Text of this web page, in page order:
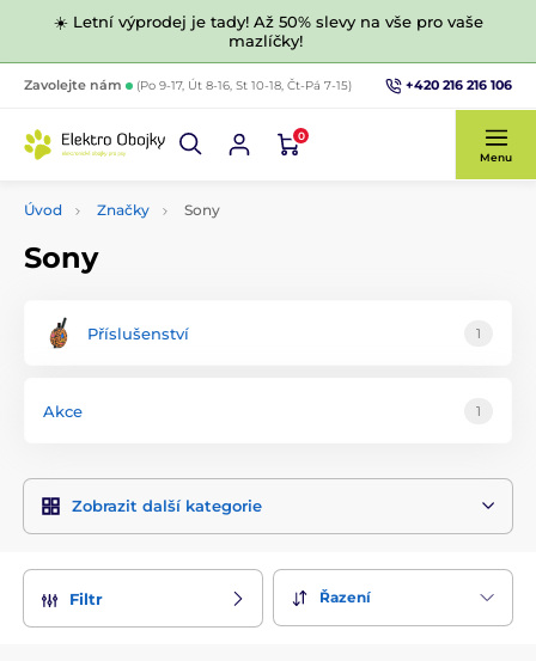
☀️ Letní výprodej je tady! Až 50% slevy na vše pro vaše
mazlíčky!
Zavolejte nám (Po 9-17, Út 8-16, St 10-18, Čt-Pá 7-15) +420 216 216 106
0
Menu
Úvod Značky Sony
Sony
Příslušenství 1
Akce 1
Zobrazit další kategorie
Filtr Řazení